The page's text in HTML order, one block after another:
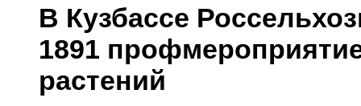
В Кузбассе
1891
растений